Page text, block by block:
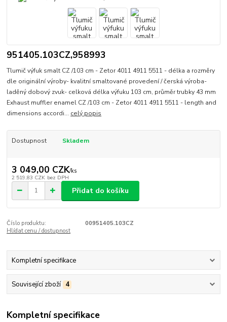
951405.103CZ,958993
Tlumič výfuk smalt CZ /103 cm - Zetor 4011 4911 5511 - délka a rozměry
dle originální výroby- kvalitní smaltované provedení / čerská výroba-
laděný dobový zvuk- celková délka výfuku 103 cm, průměr trubky 43 mm
Exhaust muffler enamel CZ /103 cm - Zetor 4011 4911 5511 - length and
dimensions accordi... celý popis
Dostupnost Skladem
3 049,00 CZK/ks
2 519,83 CZK bez DPH
Přidat do košíku
Číslo produktu:
00951405.103CZ
Hlídat cenu / dostupnost
Kompletní specifikace
Související zboží 4
Kompletní specifikace